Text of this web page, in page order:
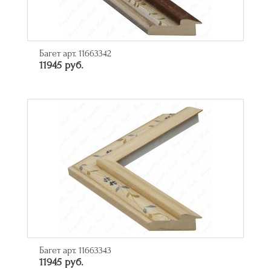
Багет арт. 11663342
11945 руб.
Багет арт. 11663343
11945 руб.